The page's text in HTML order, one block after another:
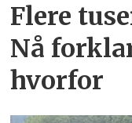
Flere
Nå
hvorfor